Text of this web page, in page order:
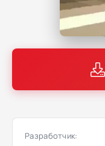
Разработчик: